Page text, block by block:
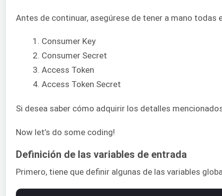
Antes de continuar, asegúrese de tener a mano todas
Consumer Key
Consumer Secret
Access Token
Access Token Secret
Si desea saber cómo adquirir los detalles
Now let’s do some coding!
Definición de las variables de entrada
Primero, tiene que definir algunas de las variables